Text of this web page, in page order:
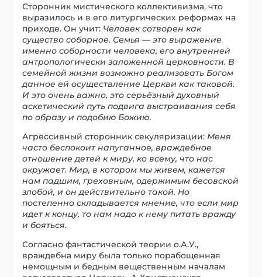
Сторонник мистического коллективизма, что
выразилось и в его литургических реформах на
приходе. Он учит: Человек сотворен как
существо соборное. Семья — это выражение
именно соборности человека, его внутренней
антропологически заложенной церковности. В
семейной жизни возможно реализовать Богом
данное ей осуществление Церкви как таковой.
И это очень важно, это серьёзный духовный
аскетический путь подвига выстраивания себя
по образу и подобию Божию.
Агрессивный сторонник секуляризации: Меня
часто беспокоит напуганное, враждебное
отношение детей к миру, ко всему, что нас
окружает. Мир, в котором мы живем, кажется
нам падшим, греховным, одержимым бесовской
злобой, и он действительно такой. Но
постепенно складывается мнение, что если мир
идет к концу, то нам надо к нему питать вражду
и бояться.
Согласно фантастической теории о.А.У.,
враждебна миру была только порабощенная
немощным и бедным вещественным началам